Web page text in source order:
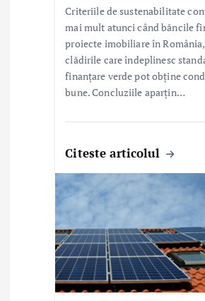
Criteriile de sustenabilitate
mai mult atunci când băncile
proiecte imobiliare în
clădirile care îndeplinesc
finanțare verde pot obține
bune. Concluziile aparțin…
Citeste articolul